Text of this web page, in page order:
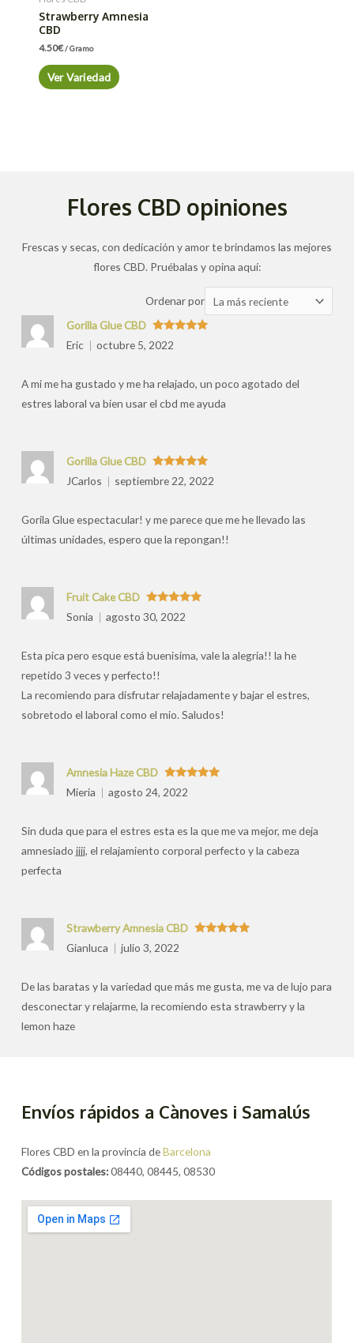
Strawberry Amnesia
CBD
4.50€/ Gramo
Ver Variedad
Flores CBD opiniones
Frescas y secas, con dedicación y amor te brindamos las mejores
flores CBD. Pruébalas y opina aquí:
Ordenar por Ordenar
las
Valorado
con
Gorilla Glue CBD
Eric
octubre 5, 2022
A mi me ha gustado y me ha relajado, un poco agotado del
estres laboral va bien usar el cbd me ayuda
Valorado
con5de 5
Gorilla Glue CBD
JCarlos
septiembre 22, 2022
Gorila Glue espectacular! y me parece que me he llevado las
últimas unidades, espero que la repongan!!
Valorado
con5de 5
Fruit Cake CBD
Sonia
agosto 30, 2022
Esta pica pero esque está buenisima, vale la alegria!! la he
repetido 3 veces y perfecto!!
La recomiendo para disfrutar relajadamente y bajar el estres,
sobretodo el laboral como el mio. Saludos!
Valorado
con5
Amnesia Haze CBD
Mieria
agosto 24, 2022
Sin duda que para el estres esta es la que me va mejor, me deja
amnesiado jjjj, el relajamiento corporal perfecto y la cabeza
perfecta
Strawberry Amnesia CBD
Gianluca
julio 3, 2022
De las baratas y la variedad que más me gusta, me va de lujo para
desconectar y relajarme, la recomiendo esta strawberry y la
lemon haze
Envíos rápidos a Cànoves i Samalús
Flores CBD en la provincia deBarcelona
Códigos postales:08440, 08445, 08530